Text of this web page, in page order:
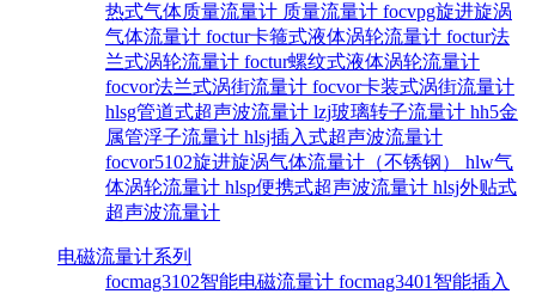
热式气体质量流量计 质量流量计 focvpg旋进旋涡
气体流量计 foctur卡箍式液体涡轮流量计 foctur法
兰式涡轮流量计 foctur螺纹式液体涡轮流量计
focvor法兰式涡街流量计 focvor卡装式涡街流量计
hlsg管道式超声波流量计 lzj玻璃转子流量计 hh5金
属管浮子流量计 hlsj插入式超声波流量计
focvor5102旋进旋涡气体流量计（不锈钢） hlw气
体涡轮流量计 hlsp便携式超声波流量计 hlsj外贴式
超声波流量计
电磁流量计系列
focmag3102智能电磁流量计 focmag3401智能插入